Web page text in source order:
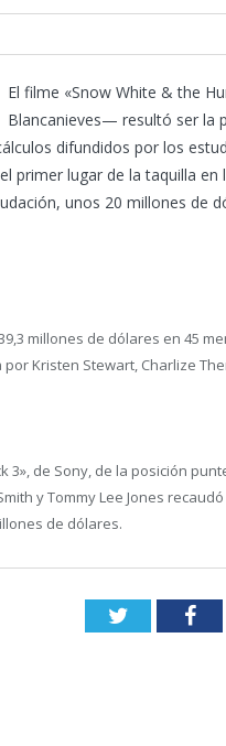
El filme «Snow White & the
Blancanieves— resultó ser la
difundidos por los
primer lugar de la taquilla en
unos 20 millones de
millones de dólares en 45
Kristen Stewart, Charlize
3», de Sony, de la posición
y Tommy Lee Jones
de dólares.
Twitter